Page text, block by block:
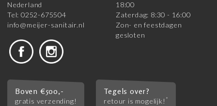
Nederland
Tel: 0252-675504
info@meijer-sanitair.nl
18:00
Zaterdag: 8:30 - 16:00
Zon- en feestdagen
gesloten
Boven €500,-
gratis verzending!
Tegels over?
retour is mogelijk! *